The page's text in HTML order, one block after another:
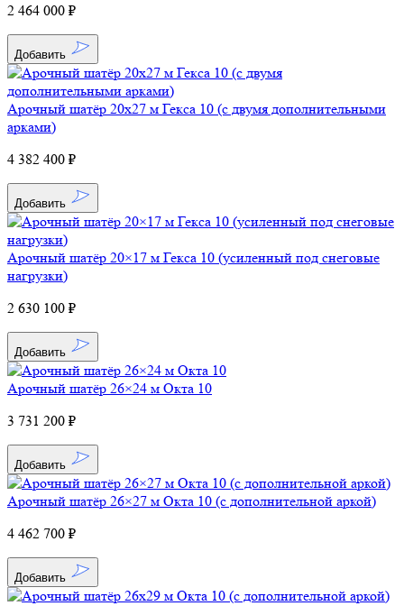
2 464 000 ₽
Добавить
Арочный шатёр 20х27 м Гекса 10 (с двумя дополнительными
арками)
4 382 400 ₽
Добавить
Арочный шатёр 20×17 м Гекса 10 (усиленный под снеговые
нагрузки)
2 630 100 ₽
Добавить
Арочный шатёр 26×24 м Окта 10
3 731 200 ₽
Добавить
Арочный шатёр 26×27 м Окта 10 (с дополнительной аркой)
4 462 700 ₽
Добавить